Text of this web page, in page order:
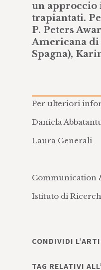
un approccio
trapiantati.
P. Peters
Americana di
Spagna),
Per ulteriori
Daniela
Laura
Communication
Istituto di
CONDIVIDI
TAG RELATIVI